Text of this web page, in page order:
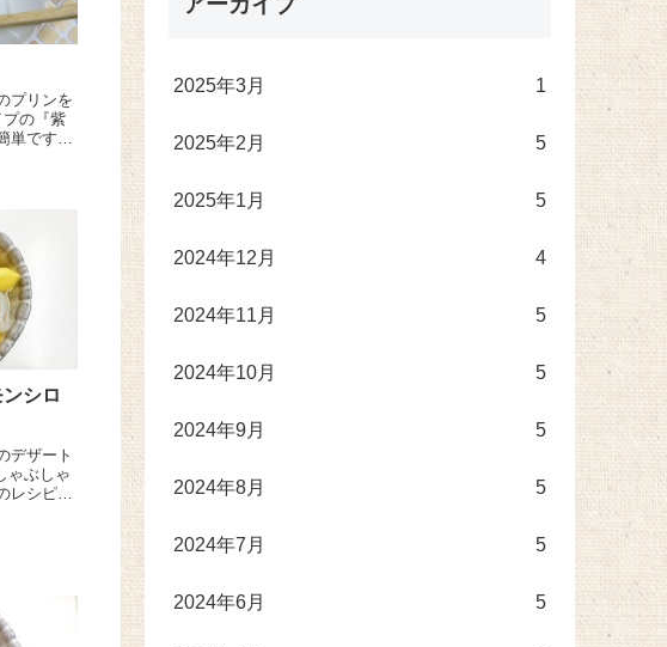
プリンを
の『紫
単です
シロ
デザート
レシピを
2025年3月 1
2025年2月 5
2025年1月 5
2024年12月 4
2024年11月 5
2024年10月 5
2024年9月 5
2024年8月 5
2024年7月 5
2024年6月 5